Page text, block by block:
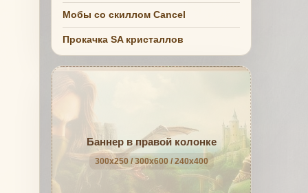
Мобы со скиллом Cancel
Прокачка SA кристаллов
Баннер в правой колонке
300x250 / 300x600 / 240x400